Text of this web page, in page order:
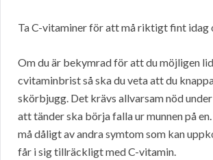
Ta C-vitaminer för att må riktigt fint idag
Om du är bekymrad för att du möjligen
cvitaminbrist så ska du veta att du
skörbjugg. Det krävs allvarsam nöd
att tänder ska börja falla ur munnen på
må dåligt av andra symtom som kan
får i sig tillräckligt med C-vitamin.